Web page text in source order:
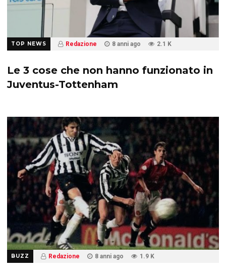
TOP NEWS Redazione 8 anni ago 2.1 K
Le 3 cose che non hanno funzionato in
Juventus-Tottenham
BUZZ Redazione 8 anni ago 1.9 K